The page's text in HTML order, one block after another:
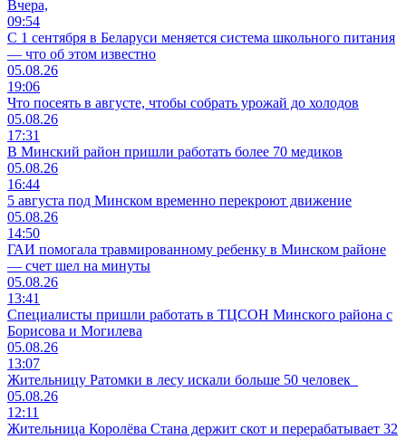
Вчера,
09:54
С 1 сентября в Беларуси меняется система школьного питания
— что об этом известно
05.08.26
19:06
Что посеять в августе, чтобы собрать урожай до холодов
05.08.26
17:31
В Минский район пришли работать более 70 медиков
05.08.26
16:44
5 августа под Минском временно перекроют движение
05.08.26
14:50
ГАИ помогала травмированному ребенку в Минском районе
— счет шел на минуты
05.08.26
13:41
Специалисты пришли работать в ТЦСОН Минского района с
Борисова и Могилева
05.08.26
13:07
Жительницу Ратомки в лесу искали больше 50 человек
05.08.26
12:11
Жительница Королёва Стана держит скот и перерабатывает 32